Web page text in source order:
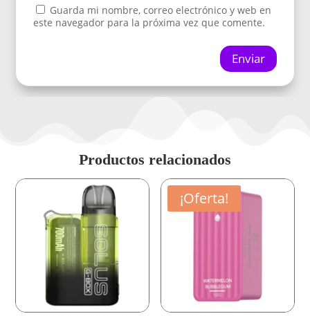
Guarda mi nombre, correo electrónico y web en
este navegador para la próxima vez que comente.
Enviar
Productos relacionados
¡Oferta!